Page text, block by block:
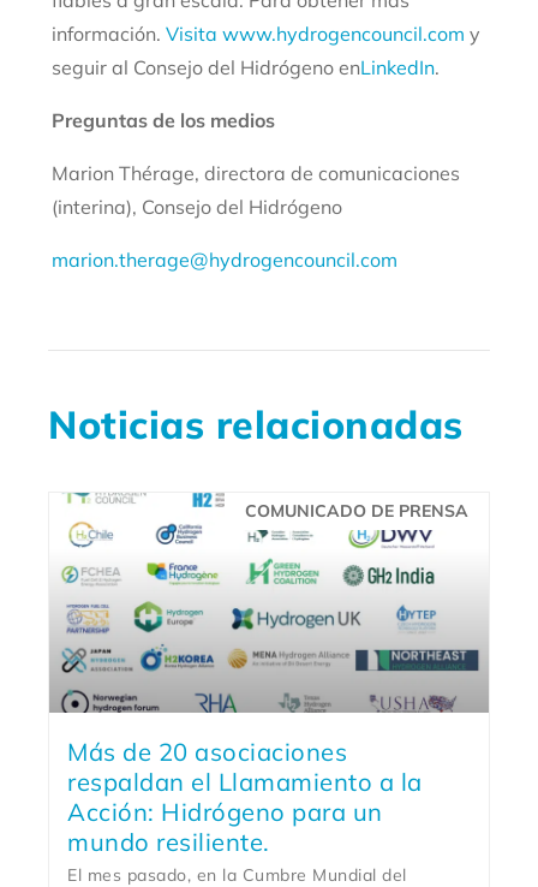
información. Visita www.hydrogencouncil.com y
seguir al Consejo del Hidrógeno enLinkedIn.
Preguntas de los medios
Marion Thérage, directora de comunicaciones
(interina), Consejo del Hidrógeno
marion.therage@hydrogencouncil.com
Noticias relacionadas
COMUNICADO DE PRENSA
Más de 20 asociaciones
respaldan el Llamamiento a la
Acción: Hidrógeno para un
mundo resiliente.
El mes pasado, en la Cumbre Mundial del